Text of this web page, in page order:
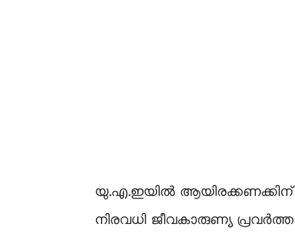
യു.എ.ഇയിൽ ആയിരക്കണക്കിന്​
നിരവധി ജീവകാരുണ്യ